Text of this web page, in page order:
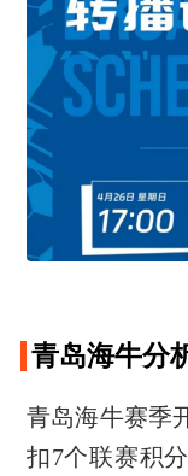
青岛海牛分
青岛海牛赛季
扣7个联赛积